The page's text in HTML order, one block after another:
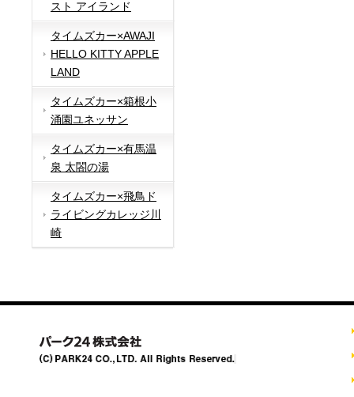
スト アイランド
タイムズカー×AWAJI
HELLO KITTY APPLE
LAND
タイムズカー×箱根小
涌園ユネッサン
タイムズカー×有馬温
泉 太閤の湯
タイムズカー×飛鳥ド
ライビングカレッジ川
崎